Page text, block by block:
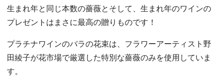
生まれ年と同じ本数の薔薇とそして、生まれ年のワインの
プレゼントはまさに最高の贈りものです！
プラチナワインのバラの花束は、フラワーアーティスト野
田綾子が花市場で厳選した特別な薔薇のみを使用していま
す。